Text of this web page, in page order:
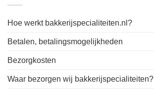
Hoe werkt bakkerijspecialiteiten.nl?
Betalen, betalingsmogelijkheden
Bezorgkosten
Waar bezorgen wij bakkerijspecialiteiten?